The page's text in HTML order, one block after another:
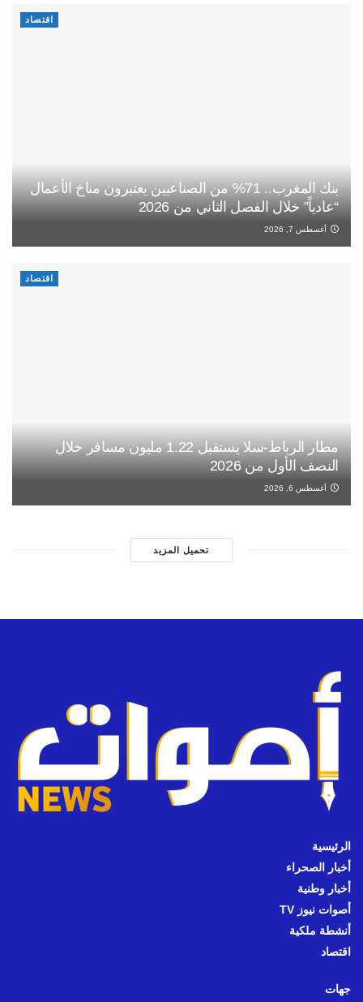
اقتصاد
بنك المغرب.. 71% من الصناعيين يعتبرون مناخ الأعمال
“عادياً” خلال الفصل الثاني من 2026
أغسطس 7, 2026
اقتصاد
مطار الرباط-سلا يستقبل 1.22 مليون مسافر خلال
النصف الأول من 2026
أغسطس 6, 2026
تحميل المزيد
الرئيسية
أخبار الصحراء
أخبار وطنية
أصوات نيوز TV
أنشطة ملكية
اقتصاد
جهات